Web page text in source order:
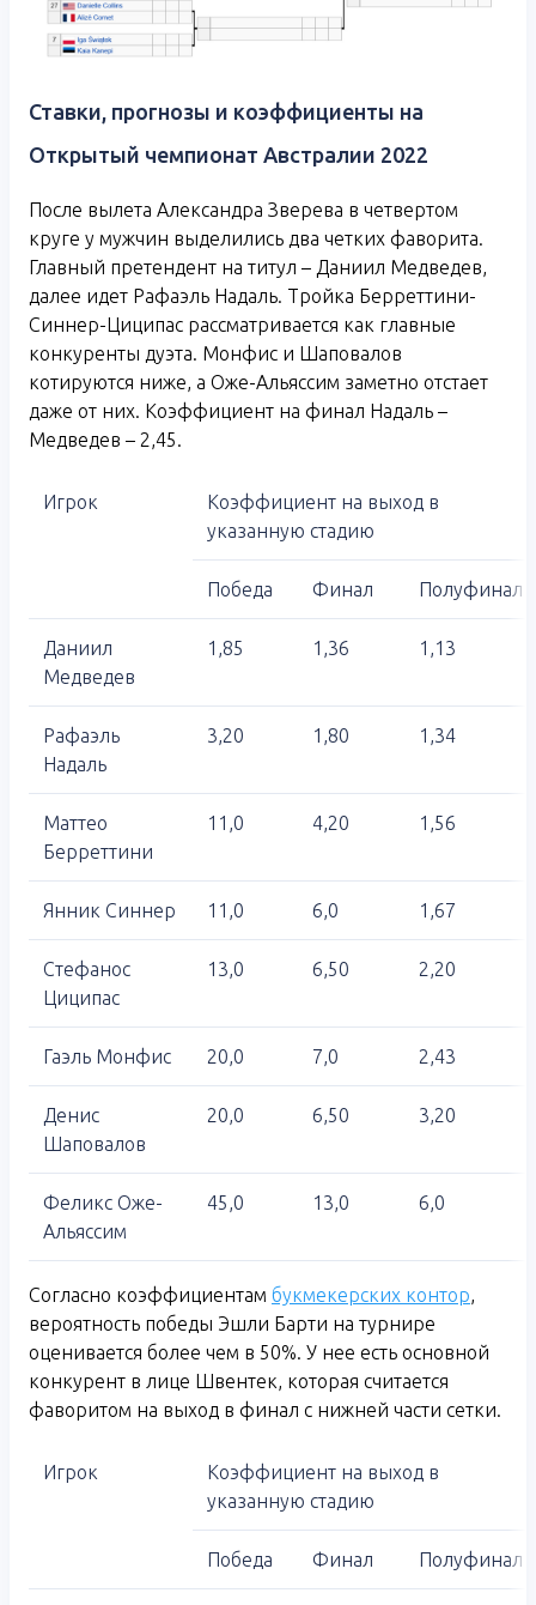
Ставки, прогнозы и коэффициенты на
Открытый чемпионат Австралии 2022
После вылета Александра Зверева в четвертом
круге у мужчин выделились два четких фаворита.
Главный претендент на титул – Даниил Медведев,
далее идет Рафаэль Надаль. Тройка Берреттини-
Синнер-Циципас рассматривается как главные
конкуренты дуэта. Монфис и Шаповалов
котируются ниже, а Оже-Альяссим заметно отстает
даже от них. Коэффициент на финал Надаль –
Медведев – 2,45.
Игрок
Коэффициент на выход в
указанную стадию
Победа Финал Полуфинал
Даниил
Медведев
1,85 1,36 1,13
Рафаэль
Надаль
3,20 1,80 1,34
Маттео
Берреттини
11,0 4,20 1,56
Янник Синнер 11,0 6,0 1,67
Стефанос
Циципас
13,0 6,50 2,20
Гаэль Монфис 20,0 7,0 2,43
Денис
Шаповалов
20,0 6,50 3,20
Феликс Оже-
Альяссим
45,0 13,0 6,0
Согласно коэффициентам букмекерских контор,
вероятность победы Эшли Барти на турнире
оценивается более чем в 50%. У нее есть основной
конкурент в лице Швентек, которая считается
фаворитом на выход в финал с нижней части сетки.
Игрок
Коэффициент на выход в
указанную стадию
Победа Финал Полуфинал